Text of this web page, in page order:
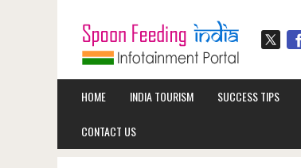
HOME INDIA TOURISM SUCCESS TIPS
CONTACT US